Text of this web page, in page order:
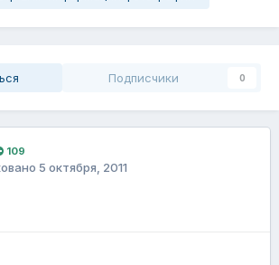
Подписчики 0
109
5 октября, 2011